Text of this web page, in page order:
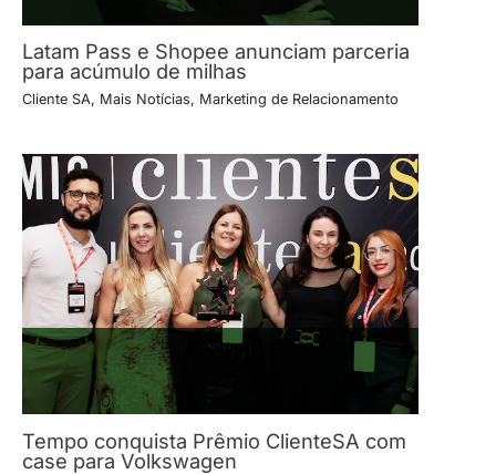
Latam Pass e Shopee anunciam parceria
para acúmulo de milhas
Cliente SA, Mais Notícias, Marketing de Relacionamento
Tempo conquista Prêmio ClienteSA com
case para Volkswagen